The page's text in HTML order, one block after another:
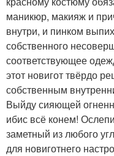
маникюр, макияж и
внутри, и пинком
собственного
соответствующее
этот новигот твёрдо
собственным
Выйду сияющей
ибис всё конем!
заметный из любого
для новиготнего